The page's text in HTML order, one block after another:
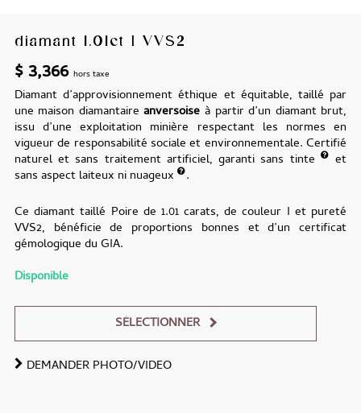
diamant 1.01ct I VVS2
$3,366 hors taxe
Diamant d’approvisionnement éthique et équitable, taillé par
une maison diamantaireanversoise à partir d’un diamant brut,
issu d’une exploitation minière respectant les normes en
vigueur de responsabilité sociale et environnementale. Certifié
naturel et sans traitement artificiel, garanti sans tinte
et
sans aspect laiteux ni nuageux
.
Ce diamant taillé Poire de 1.01 carats, de couleur I et pureté
VVS2, bénéficie de proportions bonnes et d’un certificat
gémologique du GIA.
Disponible
SÉLECTIONNER
Alternative:
DEMANDER PHOTO/VIDEO